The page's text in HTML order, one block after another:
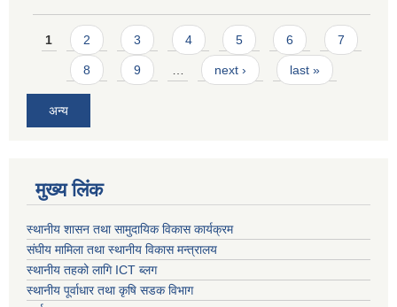
Pages
1 2 3 4 5 6 7
8 9 next › last »
अन्य
मुख्य लिंक
स्थानीय शासन तथा सामुदायिक विकास कार्यक्रम
संघीय मामिला तथा स्थानीय विकास मन्त्रालय
स्थानीय तहको लागि ICT ब्लग
स्थानीय पूर्वाधार तथा कृषि सडक विभाग